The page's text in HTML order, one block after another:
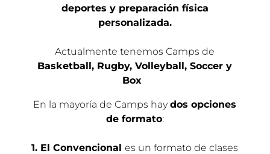
deportes y preparación física
personalizada.
Actualmente tenemos Camps de
Basketball, Rugby, Volleyball, Soccer y
Box
En la mayoría de Camps haydos opciones
de formato:
1. El Convencionales un formato de clases